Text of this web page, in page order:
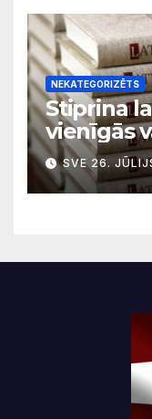
NEKATEGORIZĒTS
Stiprina
vienīgās
SVE 26.